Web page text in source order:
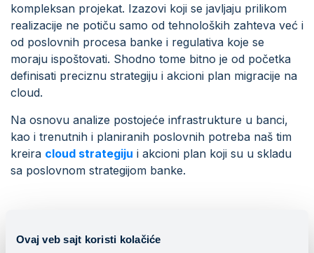
Ovaj veb sajt koristi kolačiće
kompleksan projekat. Izazovi koji se javljaju prilikom
realizacije ne potiču samo od tehnoloških zahteva već i
od poslovnih procesa banke i regulativa koje se
moraju ispoštovati. Shodno tome bitno je od početka
definisati preciznu strategiju i akcioni plan migracije na
cloud.
Na osnovu analize postojeće infrastrukture u banci,
kao i trenutnih i planiranih poslovnih potreba naš tim
kreira cloud strategiju i akcioni plan koji su u skladu
sa poslovnom strategijom banke.